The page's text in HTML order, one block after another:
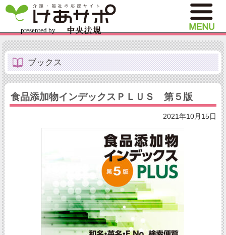
ブックス
食品添加物インデックスＰＬＵＳ 第５版
2021年10月15日